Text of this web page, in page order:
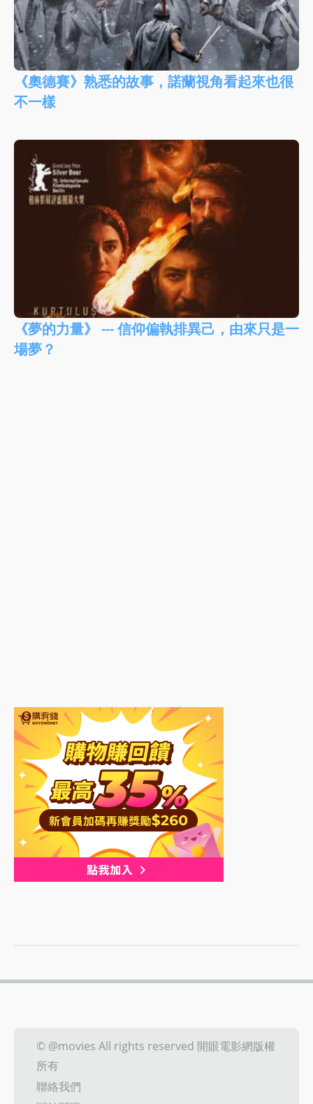
《奧德賽》熟悉的故事，諾蘭視角看起來也很
不一樣
《夢的力量》 --- 信仰偏執排異己，由來只是一
場夢？
© @movies All rights reserved 開眼電影網版權
所有
聯絡我們